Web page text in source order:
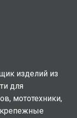
изделий из
для
мототехники,